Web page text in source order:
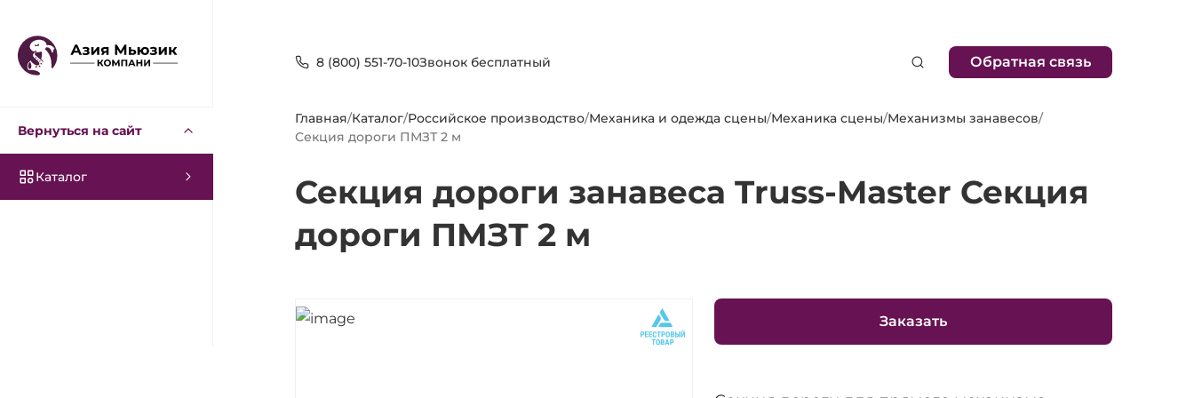
Вернуться на сайт
Каталог
8 (800) 551-70-10Звонок бесплатный Обратная связь
Главная/Каталог/Российское производство/Механика и одежда сцены/Механика сцены/Механизмы занавесов/
Секция дороги ПМЗТ 2 м
Секция дороги занавеса Truss-Master Секция
дороги ПМЗТ 2 м
Заказать